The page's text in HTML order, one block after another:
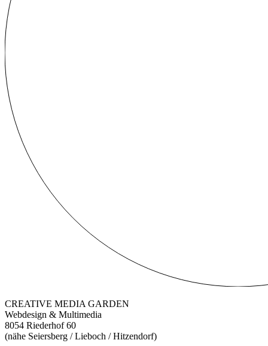
CREATIVE MEDIA GARDEN
Webdesign & Multimedia
8054 Riederhof 60
(nähe Seiersberg / Lieboch / Hitzendorf)